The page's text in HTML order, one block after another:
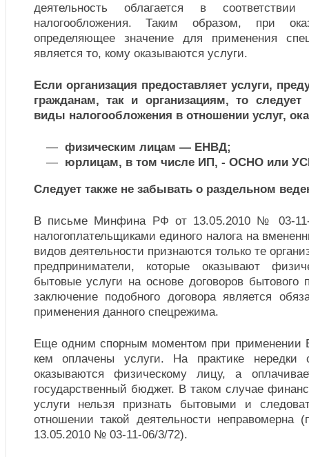
деятельность облагается в
налогообложения. Таким образом, при
определяющее значение для применения
является то, кому оказываются услуги.
Если организация предоставляет услуги,
гражданам, так и организациям, то
виды налогообложения в отношении услуг,
физическим лицам — ЕНВД;
юрлицам, в том числе ИП, - ОСНО или
Следует также не забывать о раздельном
В письме Минфина РФ от 13.05.2010 № 03-11-
налогоплательщиками единого налога на
видов деятельности признаются только те
предприниматели, которые оказывают
бытовые услуги на основе договоров бытового
заключение подобного договора является
применения данного спецрежима.
Еще одним спорным моментом при применении
кем оплачены услуги. На практике нередки
оказываются физическому лицу, а
государственный бюджет. В таком случае
услуги нельзя признать бытовыми и
отношении такой деятельности
13.05.2010 № 03-11-06/3/72).